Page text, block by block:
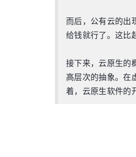
而后，公有云的出
给钱就行了。这比
接下来，云原生的
高层次的抽象。在
着，云原生软件的